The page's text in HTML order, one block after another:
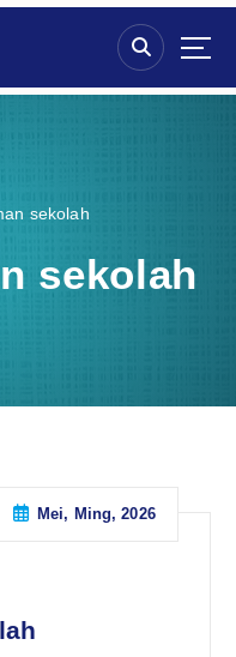
sekolah
sekolah
Mei, Ming, 2026